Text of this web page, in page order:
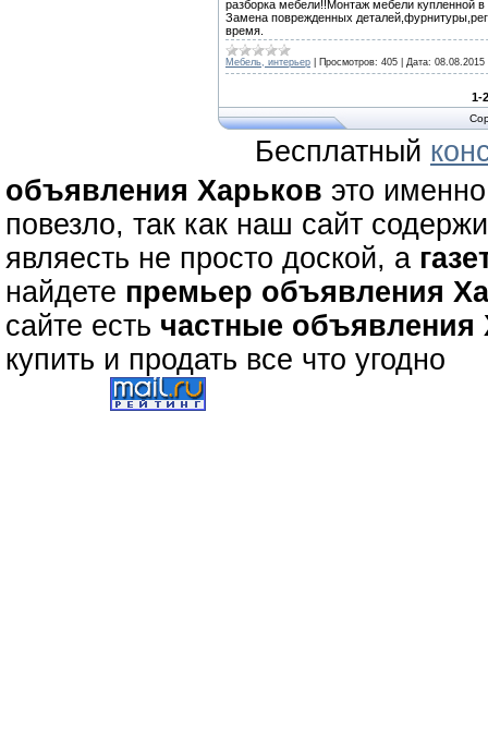
разборка мебели!!Монтаж мебели купленной
Замена поврежденных
время.
Мебель, интерьер Просмотров: 405 Дата: 08.08.2015
1-
Бесплатный
объявления Харьков это
повезло, так как наш сайт
являесть не просто доской, а
найдете премьер объявления
сайте есть частные объявления
купить и продать все что угодно